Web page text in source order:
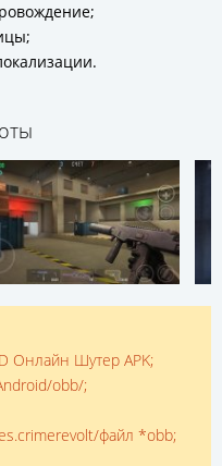
Онлайн Шутер APK;
obb/;
файл *obb;